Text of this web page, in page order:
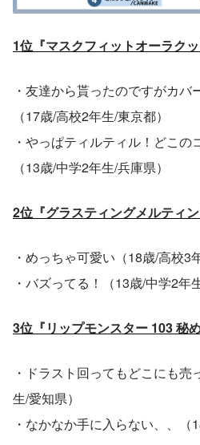
1位『マスクフィットオーラクッ
・友達から貰ったのですがカバ
（17歳/高校2年生/東京都）
・やっぱティルティル！どこの
（13歳/中学2年生/兵庫県）
2位『グラスティングメルティ
・めっちゃ可愛い（18歳/高校3
・バズってる！（13歳/中学2年
3位『リップモンスター 103 秘
・ドラスト回ってもどこにも
生/愛知県）
・なかなか手に入らない、、（